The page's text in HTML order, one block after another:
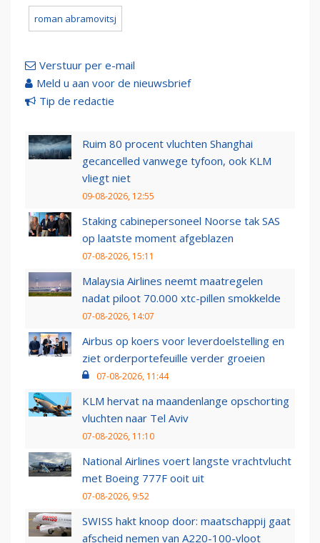
roman abramovitsj
Verstuur per e-mail
Meld u aan voor de nieuwsbrief
Tip de redactie
Ruim 80 procent vluchten Shanghai
gecancelled vanwege tyfoon, ook KLM
vliegt niet
09-08-2026, 12:55
Staking cabinepersoneel Noorse tak SAS
op laatste moment afgeblazen
07-08-2026, 15:11
Malaysia Airlines neemt maatregelen
nadat piloot 70.000 xtc-pillen smokkelde
07-08-2026, 14:07
Airbus op koers voor leverdoelstelling en
ziet orderportefeuille verder groeien
07-08-2026, 11:44
KLM hervat na maandenlange opschorting
vluchten naar Tel Aviv
07-08-2026, 11:10
National Airlines voert langste vrachtvlucht
met Boeing 777F ooit uit
07-08-2026, 9:52
SWISS hakt knoop door: maatschappij gaat
afscheid nemen van A220-100-vloot